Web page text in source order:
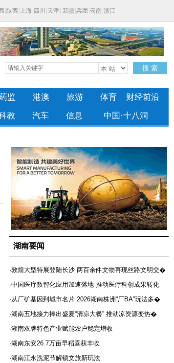
湖南要闻
·敦煌大型特展登陆长沙 两百余件文物再现丝路文明交�
·中国医疗数智化应用加速落地 推动医疗科创成果转化
·从厂矿基因到城市名片 2026湖南株洲“厂BA”玩法多�
·湖南五地接力捧出盛夏“清凉大餐” 推动凉资源变热�
·湖南双牌特色产业赋能农户稳定增收
·湖南东安26.7万亩早稻喜获丰收
·湖南江永洗泥节解锁文旅新玩法